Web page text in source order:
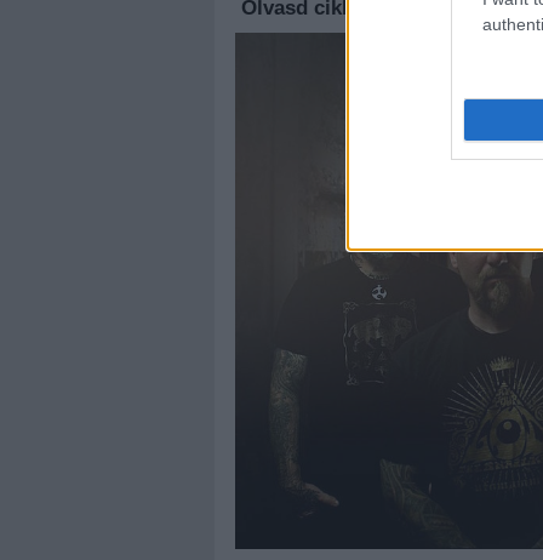
Olvasd cikkeinket az új